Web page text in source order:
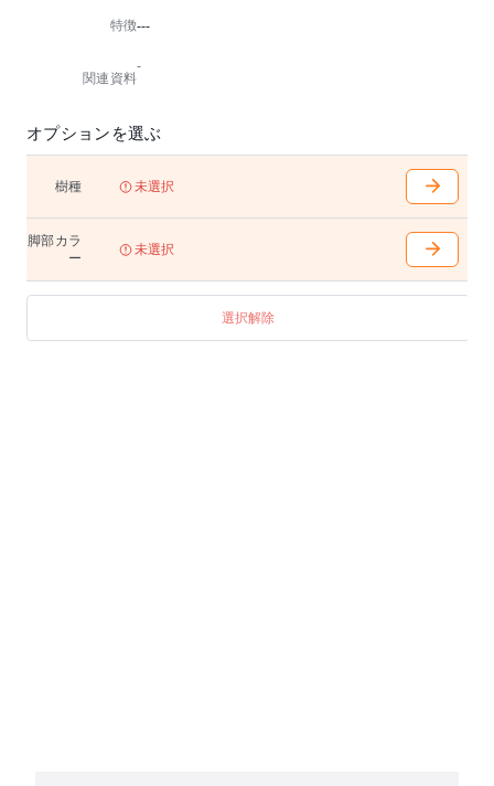
わりでトレー的に使うこともでき、住宅のリビングを
ーンにフィットします。
※脚はM-GY/S-GY/S-BLの3色からお選びいただけます
特徴---
関連資料
-
オプションを選ぶ
樹種 未選択
脚部カラ
ー
未選択
選択解除